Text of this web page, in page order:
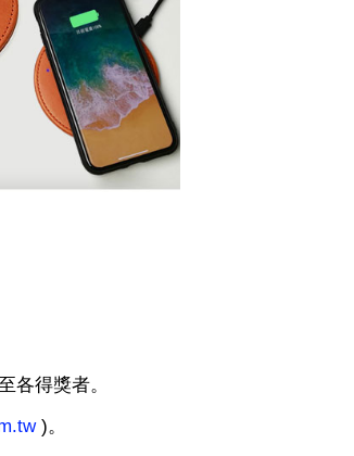
各得獎者。
)。